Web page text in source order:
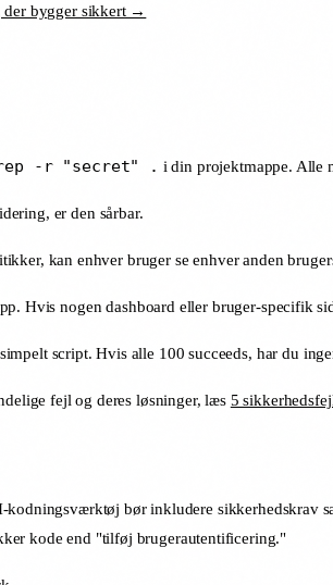
der bygger sikkert →
-r "secret" . i din projektmappe. Alle
er den sårbar.
kan enhver bruger se enhver anden
Hvis nogen dashboard eller bruger-specifik
script. Hvis alle 100 succeeds, har du
fejl og deres løsninger, læs 5
bør inkludere sikkerhedskrav
kode end "tilføj brugerautentificering."